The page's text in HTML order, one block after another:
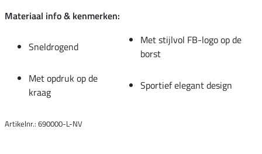
Materiaal info & kenmerken:
Sneldrogend
Met stijlvol FB-logo op de
borst
Met opdruk op de
kraag
Sportief elegant design
Artikelnr.: 690000-L-NV